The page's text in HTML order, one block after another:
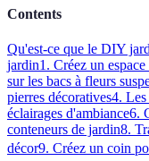
Contents
Qu'est-ce que le DIY
jardin1. Créez un
sur les bacs à fleurs
pierres décoratives4. Les
éclairages d'ambiance6.
conteneurs de jardin8.
décor9. Créez un coin